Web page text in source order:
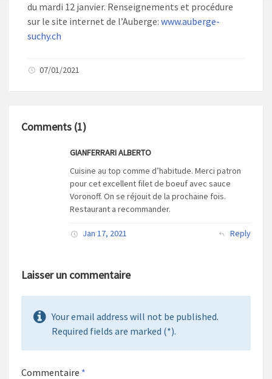
du mardi 12 janvier. Renseignements et procédure
sur le site internet de l’Auberge: www.auberge-
suchy.ch
07/01/2021
Comments (1)
GIANFERRARI ALBERTO
Cuisine au top comme d’habitude. Merci patron
pour cet excellent filet de boeuf avec sauce
Voronoff. On se réjouit de la prochaine fois.
Restaurant a recommander.
Jan 17, 2021 Reply
Laisser un commentaire
Your email address will not be published.
Required fields are marked (*).
Commentaire *